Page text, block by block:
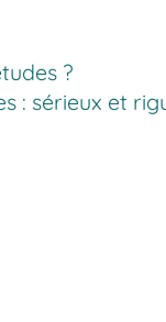
?
: sérieux et